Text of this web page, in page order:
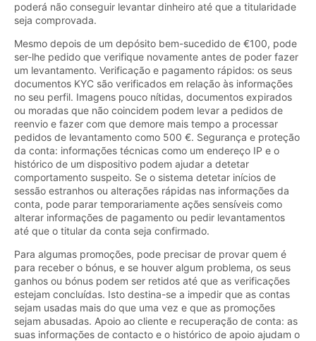
poderá não conseguir levantar dinheiro até que a titularidade
seja comprovada.
Mesmo depois de um depósito bem-sucedido de €100, pode
ser-lhe pedido que verifique novamente antes de poder fazer
um levantamento. Verificação e pagamento rápidos: os seus
documentos KYC são verificados em relação às informações
no seu perfil. Imagens pouco nítidas, documentos expirados
ou moradas que não coincidem podem levar a pedidos de
reenvio e fazer com que demore mais tempo a processar
pedidos de levantamento como 500 €. Segurança e proteção
da conta: informações técnicas como um endereço IP e o
histórico de um dispositivo podem ajudar a detetar
comportamento suspeito. Se o sistema detetar inícios de
sessão estranhos ou alterações rápidas nas informações da
conta, pode parar temporariamente ações sensíveis como
alterar informações de pagamento ou pedir levantamentos
até que o titular da conta seja confirmado.
Para algumas promoções, pode precisar de provar quem é
para receber o bónus, e se houver algum problema, os seus
ganhos ou bónus podem ser retidos até que as verificações
estejam concluídas. Isto destina-se a impedir que as contas
sejam usadas mais do que uma vez e que as promoções
sejam abusadas. Apoio ao cliente e recuperação de conta: as
suas informações de contacto e o histórico de apoio ajudam o